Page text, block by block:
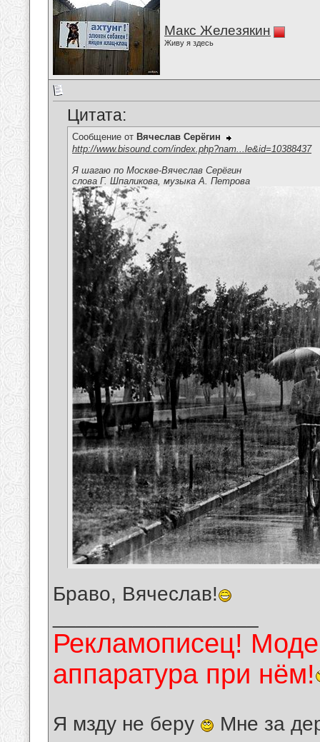
Макс Железякин
Живу я здесь
Цитата:
Сообщение от Вячеслав Серёгин
http://www.bisound.com/index.php?nam...le&id=10388437
Я шагаю по Москве-Вячеслав Серёгин
слова Г. Шпаликова, музыка А. Петрова
Браво, Вячеслав!
Рекламописец!
аппаратура при нём!
Я мзду не беру Мне за